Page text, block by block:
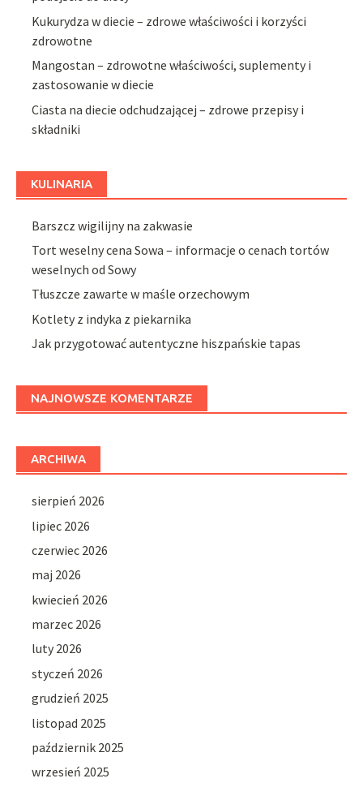
Kukurydza w diecie – zdrowe właściwości i korzyści
zdrowotne
Mangostan – zdrowotne właściwości, suplementy i
zastosowanie w diecie
Ciasta na diecie odchudzającej – zdrowe przepisy i
składniki
KULINARIA
Barszcz wigilijny na zakwasie
Tort weselny cena Sowa – informacje o cenach tortów
weselnych od Sowy
Tłuszcze zawarte w maśle orzechowym
Kotlety z indyka z piekarnika
Jak przygotować autentyczne hiszpańskie tapas
NAJNOWSZE KOMENTARZE
ARCHIWA
sierpień 2026
lipiec 2026
czerwiec 2026
maj 2026
kwiecień 2026
marzec 2026
luty 2026
styczeń 2026
grudzień 2025
listopad 2025
październik 2025
wrzesień 2025